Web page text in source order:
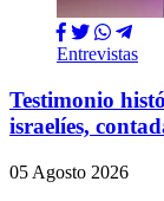
Entrevistas
Testimonio
israelíes,
05 Agosto 2026